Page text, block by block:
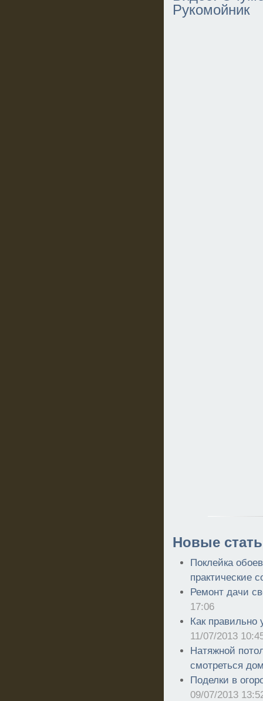
Рукомойник
Новые
Поклейка
практические
Ремонт дачи
17:06
Как правильно
11/07/2013
Натяжной
смотреться
Поделки в
09/07/2013